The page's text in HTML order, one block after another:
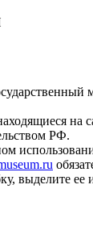
на
РФ.
выделите ее